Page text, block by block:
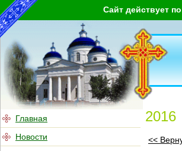
Сайт действует
Главная
Новости
2016
<<